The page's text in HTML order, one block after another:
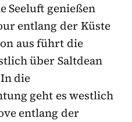
Seeluft genießen
entlang der Küste
aus führt die
über Saltdean
die
geht es westlich
entlang der